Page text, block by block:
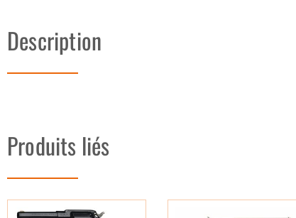
Description
Produits liés